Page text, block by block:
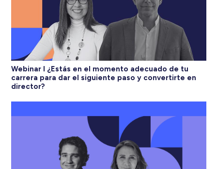
Webinar I ¿Estás en el momento adecuado de tu
carrera para dar el siguiente paso y convertirte en
director?